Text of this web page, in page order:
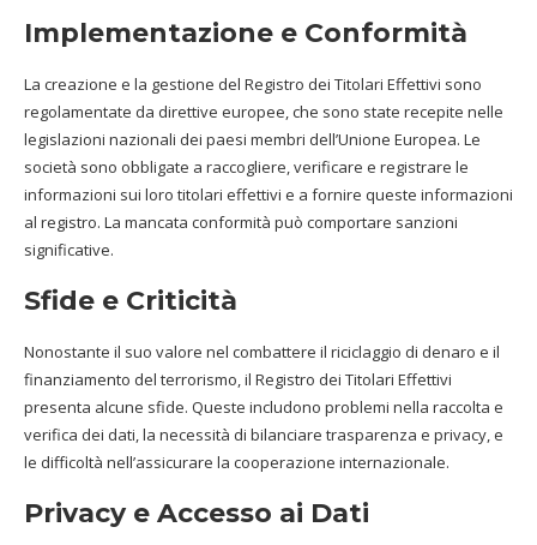
Implementazione e Conformità
La creazione e la gestione del Registro dei Titolari Effettivi sono
regolamentate da direttive europee, che sono state recepite nelle
legislazioni nazionali dei paesi membri dell’Unione Europea. Le
società sono obbligate a raccogliere, verificare e registrare le
informazioni sui loro titolari effettivi e a fornire queste informazioni
al registro. La mancata conformità può comportare sanzioni
significative.
Sfide e Criticità
Nonostante il suo valore nel combattere il riciclaggio di denaro e il
finanziamento del terrorismo, il Registro dei Titolari Effettivi
presenta alcune sfide. Queste includono problemi nella raccolta e
verifica dei dati, la necessità di bilanciare trasparenza e privacy, e
le difficoltà nell’assicurare la cooperazione internazionale.
Privacy e Accesso ai Dati